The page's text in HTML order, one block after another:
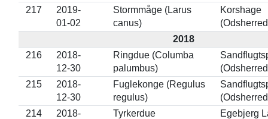
217
2019-
01-02
Stormmåge (Larus
canus)
Korshage
2018
216
2018-
12-30
Ringdue (Columba
palumbus)
215
2018-
12-30
Fuglekonge (Regulus
regulus)
214
2018-
Tyrkerdue
Egebjerg